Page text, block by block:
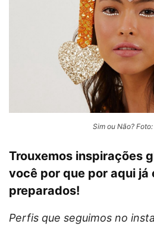
Sim ou Não? Foto:
Trouxemos inspirações
você por que por aqui já
preparados!
Perfis que seguimos no